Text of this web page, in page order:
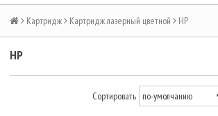
Картридж Картридж лазерный цветной HP
HP
Сортировать